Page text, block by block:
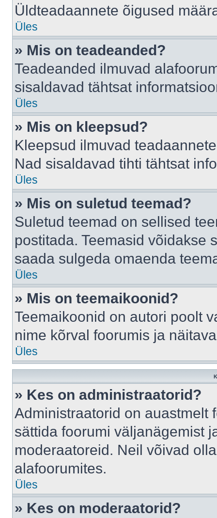
Üldteadaannete õigused
Üles
» Mis on teadeanded?
Teadeanded ilmuvad
sisaldavad tähtsat
Üles
» Mis on kleepsud?
Kleepsud ilmuvad
Nad sisaldavad tihti tähtsat
Üles
» Mis on suletud teemad?
Suletud teemad on sellised
postitada. Teemasid võidakse
saada sulgeda omaenda
Üles
» Mis on teemaikoonid?
Teemaikoonid on autori poolt
nime kõrval foorumis ja
Üles
» Kes on administraatorid?
Administraatorid on auastmelt
sättida foorumi väljanägemist
moderaatoreid. Neil võivad
alafoorumites.
Üles
» Kes on moderaatorid?